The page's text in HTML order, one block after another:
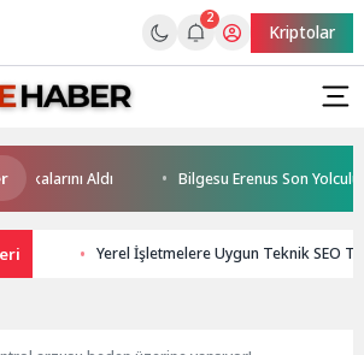
2
Kriptolar
Aldı Bilgesu Erenus Son
Yerel İşletmelere Uygun Teknik SEO